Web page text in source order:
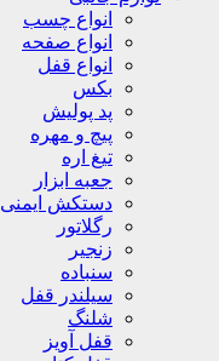
انواع چسب
انواع صفحه
انواع قفل
بکس
پد پولیش
پیچ و مهره
تیغ اره
جعبه ابزار
دستکش ایمنی
رگلاتور
زنجیر
سنباده
سیلندر قفل
شلنگ
قفل آویز